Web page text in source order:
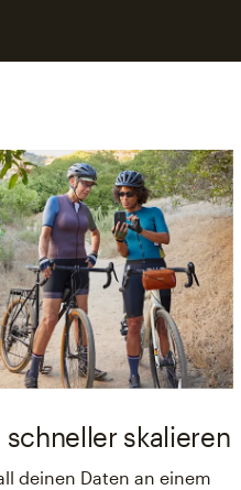
skalieren
deinen Daten an einem